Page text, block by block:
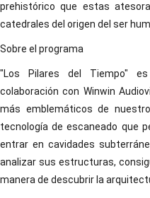
prehistórico que estas
catedrales del origen del ser
Sobre el programa
"Los Pilares del Tiempo"
colaboración con Winwin
más emblemáticos de
tecnología de escaneado que
entrar en cavidades
analizar sus estructuras,
manera de descubrir la